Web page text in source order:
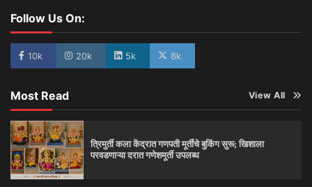
Follow Us On:
10k 20k 5k 8k
Most Read View All
त्रिमुर्ती कला केंद्रात गणपती मूर्तींचे बुकिंग सुरू; खिशाला
परवडणाऱ्या दरात गणेशमूर्ती उपलब्ध